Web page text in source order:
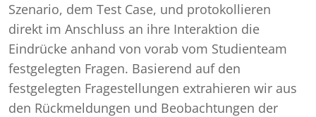
Szenario, dem Test Case, und protokollieren
direkt im Anschluss an ihre Interaktion die
Eindrücke anhand von vorab vom Studienteam
festgelegten Fragen. Basierend auf den
festgelegten Fragestellungen extrahieren wir aus
den Rückmeldungen und Beobachtungen der